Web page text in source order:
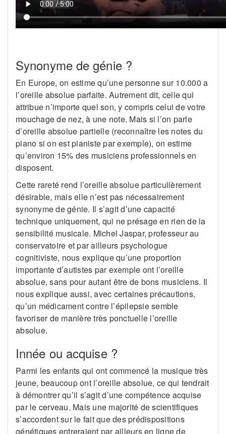
Synonyme de génie ?
En Europe, on estime qu’une personne sur 10.000 a
l’oreille absolue parfaite. Autrement dit, celle qui
attribue n’importe quel son, y compris celui de votre
mouchage de nez, à une note. Mais si l’on parle
d’oreille absolue partielle (reconnaître les notes du
piano si on est pianiste par exemple), on estime
qu’environ 15% des musiciens professionnels en
disposent.
Cette rareté rend l’oreille absolue particulièrement
désirable, mais elle n’est pas nécessairement
synonyme de génie. Il s’agit d’une capacité
technique uniquement, qui ne présage en rien de la
sensibilité musicale. Michel Jaspar, professeur au
conservatoire et par ailleurs psychologue
cognitiviste, nous explique qu’une proportion
importante d’autistes par exemple ont l’oreille
absolue, sans pour autant être de bons musiciens. Il
nous explique aussi, avec certaines précautions,
qu’un médicament contre l’épilepsie semble
favoriser de manière très ponctuelle l’oreille
absolue.
Innée ou acquise ?
Parmi les enfants qui ont commencé la musique très
jeune, beaucoup ont l’oreille absolue, ce qui tendrait
à démontrer qu’il s’agit d’une compétence acquise
par le cerveau. Mais une majorité de scientifiques
s’accordent sur le fait que des prédispositions
génétiques entreraient par ailleurs en ligne de